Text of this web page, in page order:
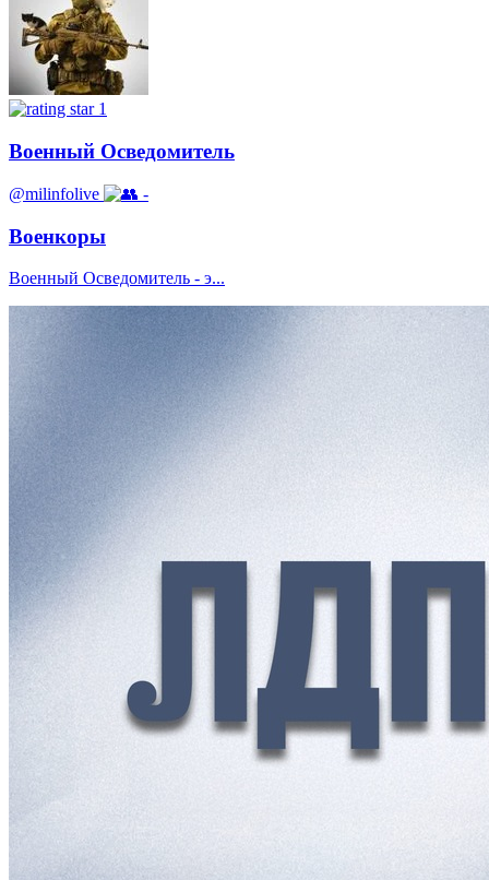
1
Военный Осведомитель
@milinfolive -
Военкоры
Военный Осведомитель - э...